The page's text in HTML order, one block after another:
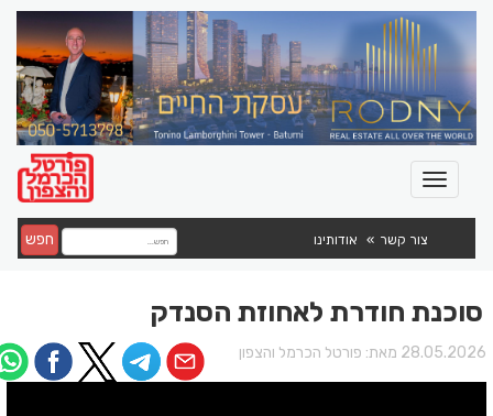
צור קשר אודותינו חפש
סוכנת חודרת לאחוזת הסנדק
מאת: פורטל הכרמל והצפון